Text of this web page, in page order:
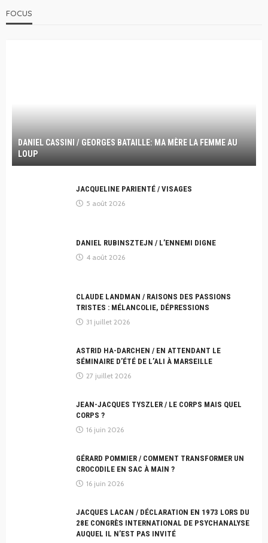
FOCUS
DANIEL CASSINI / GEORGES BATAILLE: MA MÈRE LA FEMME AU
LOUP
JACQUELINE PARIENTÉ / VISAGES
5 août 2026
DANIEL RUBINSZTEJN / L’ENNEMI DIGNE
4 août 2026
CLAUDE LANDMAN / RAISONS DES PASSIONS
TRISTES : MÉLANCOLIE, DÉPRESSIONS
31 juillet 2026
ASTRID HA-DARCHEN / EN ATTENDANT LE
SÉMINAIRE D’ÉTÉ DE L’ALI À MARSEILLE
27 juillet 2026
JEAN-JACQUES TYSZLER / LE CORPS MAIS QUEL
CORPS ?
16 juin 2026
GÉRARD POMMIER / COMMENT TRANSFORMER UN
CROCODILE EN SAC À MAIN ?
16 juin 2026
JACQUES LACAN / DÉCLARATION EN 1973 LORS DU
28E CONGRÈS INTERNATIONAL DE PSYCHANALYSE
AUQUEL IL N’EST PAS INVITÉ